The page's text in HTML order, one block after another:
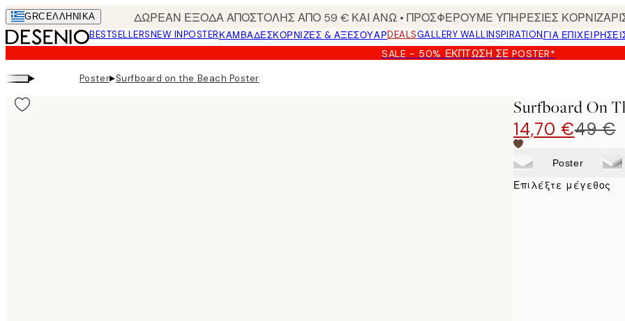
Skip
to
main
content.
GRC ΕΛΛΗΝΙΚΆ ΔΩΡΕΑΝ ΕΞΟΔΑ ΑΠΟΣΤΟΛΗΣ ΑΠΟ 59 € ΚΑΙ ΑΝΩ • ΠΡΟΣΦΕΡΟΥΜΕ ΥΠΗΡΕΣΙΕΣ
BESTSELLERSNEW INPOSTERΚΑΜΒΆΔΕΣΚΟΡΝΊΖΕΣ & ΑΞΕΣΟΥΆΡDEALSGALLERY WALLINSPIRATIONΓΙΑ
SALE - 50% ΈΚΠΤΩΣΗ ΣΕ POSTER*
▸ Poster▸Surfboard on the Beach Poster
Surfboard On
14,70 €49 €
Poster
Επιλέξτε μέγεθος